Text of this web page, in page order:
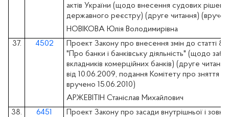
актів України (щодо внесення судових
державного реєстру) (друге читання)
НОВІКОВА Юлія Володимирівна
37.
4502
Проект Закону про внесення змін до статті
"Про банки і банківську діяльність" (щодо
вкладників комерційних банків) (друге
від 10.06.2009, подання Комітету про зняття з
вручено 15.06.2010)
АРЖЕВІТІН Станіслав Михайлович
38.
6451
Проект Закону про засади внутрішньої і